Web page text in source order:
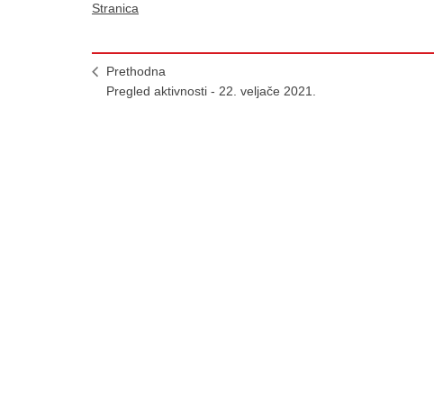
Stranica
Prethodna
Pregled aktivnosti - 22. veljače 2021.